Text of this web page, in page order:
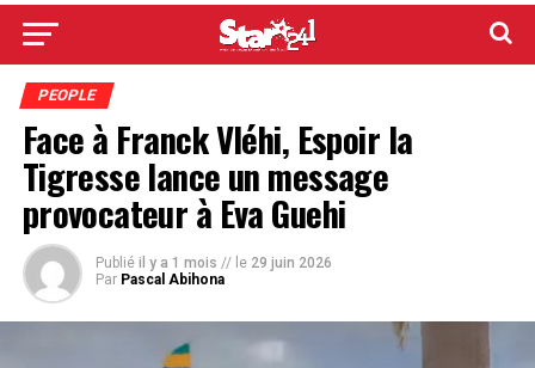
PEOPLE
Face à Franck Vléhi, Espoir la
Tigresse lance un message
provocateur à Eva Guehi
Publié il y a 1 mois // le 29 juin 2026
Par Pascal Abihona